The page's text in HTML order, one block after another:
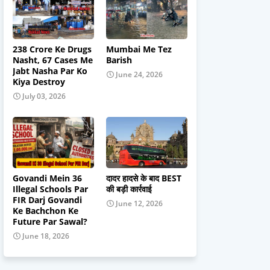
238 Crore Ke Drugs
Nasht, 67 Cases Me
Jabt Nasha Par Ko
Kiya Destroy
July 03, 2026
Mumbai Me Tez
Barish
June 24, 2026
Govandi Mein 36
Illegal Schools Par
FIR Darj Govandi
Ke Bachchon Ke
Future Par Sawal?
June 18, 2026
दादर हादसे के बाद BEST
की बड़ी कार्रवाई
June 12, 2026